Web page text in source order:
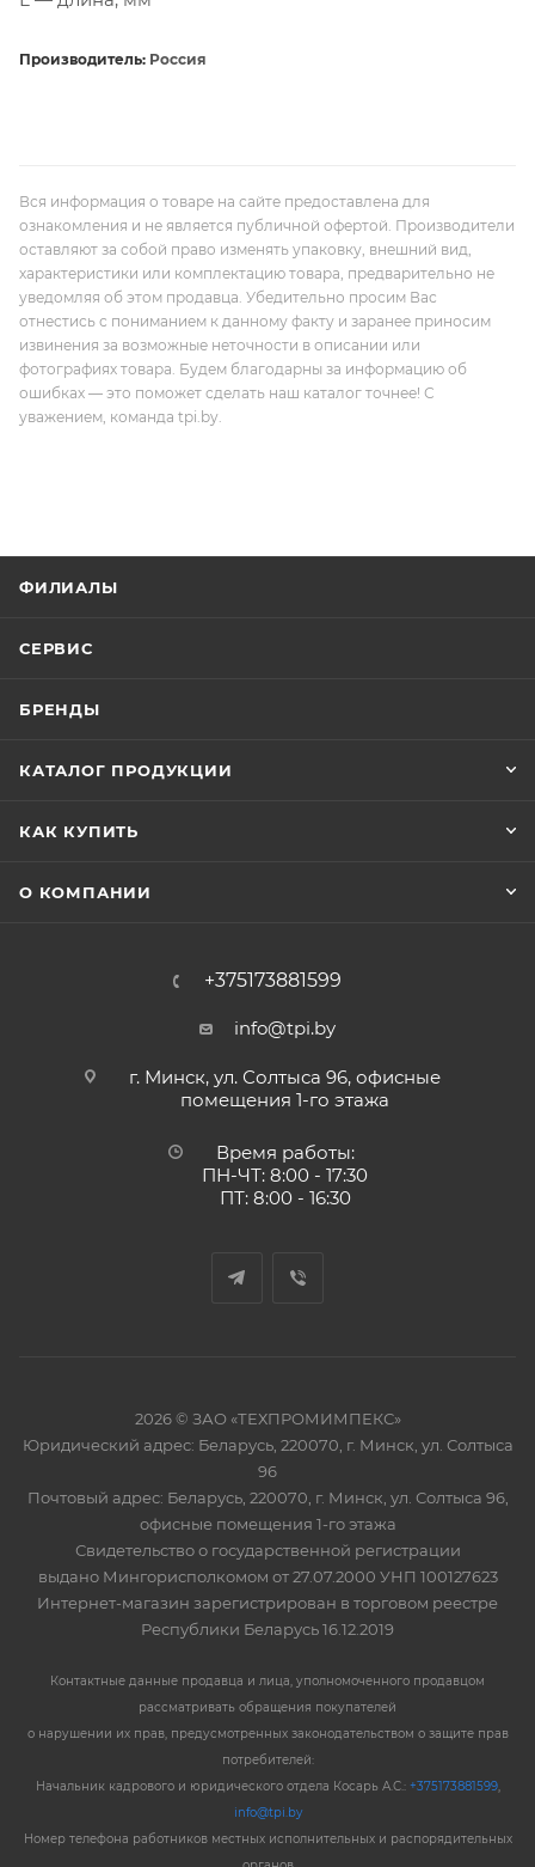
Производитель: Россия
Вся информация о товаре на сайте предоставлена для
ознакомления и не является публичной офертой. Производители
оставляют за собой право изменять упаковку, внешний вид,
характеристики или комплектацию товара, предварительно не
уведомляя об этом продавца. Убедительно просим Вас
отнестись с пониманием к данному факту и заранее приносим
извинения за возможные неточности в описании или
фотографиях товара. Будем благодарны за информацию об
ошибках — это поможет сделать наш каталог точнее! С
уважением, команда tpi.by.
ФИЛИАЛЫ
СЕРВИС
БРЕНДЫ
КАТАЛОГ ПРОДУКЦИИ
КАК КУПИТЬ
О КОМПАНИИ
+375173881599
info@tpi.by
г. Минск, ул. Солтыса 96, офисные
помещения 1-го этажа
Время работы:
ПН-ЧТ: 8:00 - 17:30
ПТ: 8:00 - 16:30
2026 © ЗАО «ТЕХПРОМИМПЕКС»
Юридический адрес: Беларусь, 220070, г. Минск, ул. Солтыса
96
Почтовый адрес: Беларусь, 220070, г. Минск, ул. Солтыса 96,
офисные помещения 1-го этажа
Свидетельство о государственной регистрации
выдано Мингорисполкомом от 27.07.2000 УНП 100127623
Интернет-магазин зарегистрирован в торговом реестре
Республики Беларусь 16.12.2019
Контактные данные продавца и лица, уполномоченного продавцом
рассматривать обращения покупателей
о нарушении их прав, предусмотренных законодательством о защите прав
потребителей:
Начальник кадрового и юридического отдела Косарь А.С.: +375173881599,
info@tpi.by
Номер телефона работников местных исполнительных и распорядительных